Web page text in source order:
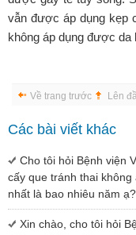
vẫn được áp dụng kẹp
không áp dụng được da
Về trang trước Lên
Các bài viết khác
Cho tôi hỏi Bệnh viện
cấy que tránh thai
nhất là bao nhiêu năm ạ?
Xin chào, cho tôi hỏi